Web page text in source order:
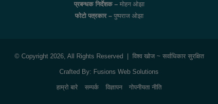
प्रबन्धक निर्देशक –मोहन ओझा
फोटो पत्रकार –पुष्पराज ओझा
© Copyright 2026, All Rights Reserved | विश्व खोज~ सर्वाधिकार सुरक्षित
Crafted By: Fusions Web Solutions
हाम्रो बारे सम्पर्क विज्ञापन गोपनीयता नीति